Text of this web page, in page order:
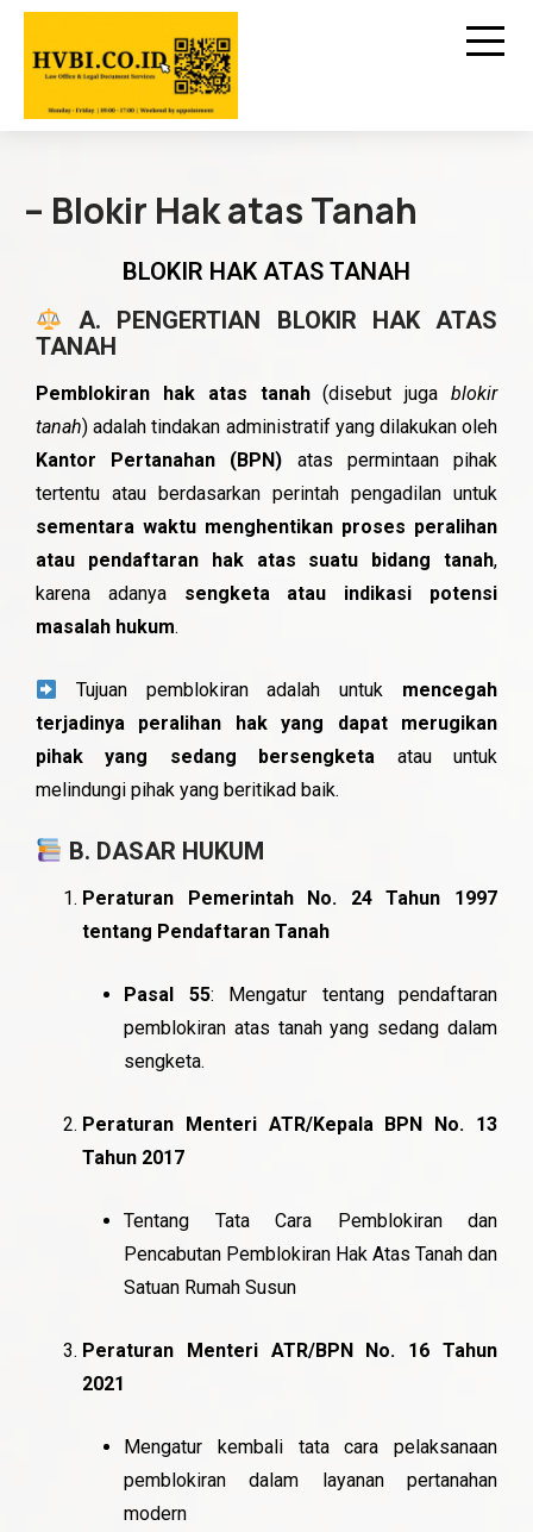
– Blokir Hak atas Tanah
BLOKIR HAK ATAS TANAH
A. PENGERTIAN BLOKIR HAK ATAS
TANAH
Pemblokiran hak atas tanah(disebut juga blokir
tanah) adalah tindakan administratif yang dilakukan oleh
Kantor Pertanahan (BPN) atas permintaan pihak
tertentu atau berdasarkan perintah pengadilan untuk
sementara waktu menghentikan proses peralihan
atau pendaftaran hak atas suatu bidang tanah,
karena adanya sengketa atau indikasi potensi
masalah hukum.
Tujuan pemblokiran adalah untuk mencegah
terjadinya peralihan hak yang dapat merugikan
pihak yang sedang bersengketa atau untuk
melindungi pihak yang beritikad baik.
B. DASAR HUKUM
Peraturan Pemerintah No. 24 Tahun 1997
tentang Pendaftaran Tanah
Pasal 55: Mengatur tentang pendaftaran
pemblokiran atas tanah yang sedang dalam
sengketa.
Peraturan Menteri ATR/Kepala BPN No. 13
Tahun 2017
Tentang Tata Cara Pemblokiran dan
Pencabutan Pemblokiran Hak Atas Tanah dan
Satuan Rumah Susun
Peraturan Menteri ATR/BPN No. 16 Tahun
2021
Mengatur kembali tata cara pelaksanaan
pemblokiran dalam layanan pertanahan
modern